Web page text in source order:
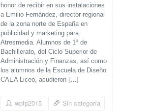
honor de recibir en sus instalaciones
a Emilio Fernández, director regional
de la zona norte de España en
publicidad y marketing para
Atresmedia. Alumnos de 1º de
Bachillerato, del Ciclo Superior de
Administración y Finanzas, así como
los alumnos de la Escuela de Diseño
CAEA Liceo, acudieron […]
wpfp2015 Sin categoría